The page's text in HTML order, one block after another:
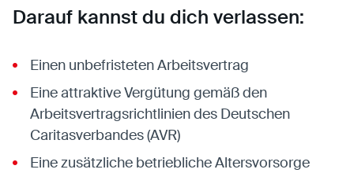
Darauf kannst du dich verlassen:
Einen unbefristeten Arbeitsvertrag
Eine attraktive Vergütung gemäß den
Arbeitsvertragsrichtlinien des Deutschen
Caritasverbandes (AVR)
Eine zusätzliche betriebliche Altersvorsorge